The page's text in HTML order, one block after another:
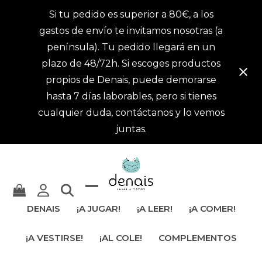
Si tu pedido es superior a 80€, a los
gastos de envío te invitamos nosotras (a
península). Tu pedido llegará en un
plazo de 48/72h. Si escoges productos
propios de Denais, puede demorarse
hasta 7 días laborables, pero si tienes
cualquier duda, contáctanos y lo vemos
juntas.
ocultar
móvil
DENAIS ¡A JUGAR! ¡A LEER! ¡A COMER!
¡A VESTIRSE! ¡AL COLE! COMPLEMENTOS